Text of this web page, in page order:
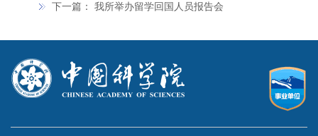
下一篇： 我所举办留学回国人员报告会